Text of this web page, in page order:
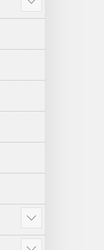
Ukázat
více
Ukázat
více